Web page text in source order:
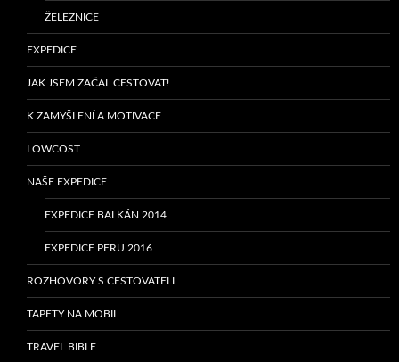
ŽELEZNICE
EXPEDICE
JAK JSEM ZAČAL CESTOVAT!
K ZAMYŠLENÍ A MOTIVACE
LOWCOST
NAŠE EXPEDICE
EXPEDICE BALKÁN 2014
EXPEDICE PERU 2016
ROZHOVORY S CESTOVATELI
TAPETY NA MOBIL
TRAVEL BIBLE